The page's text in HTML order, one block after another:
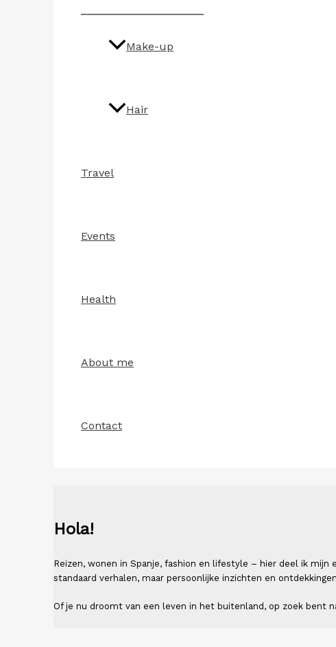
Make-up
Hair
Travel
Events
Health
About me
Contact
Hola!
Reizen, wonen in Spanje, fashion en lifestyle – hier deel ik
standaard verhalen, maar persoonlijke inzichten en
Of je nu droomt van een leven in het buitenland, op zoek bent